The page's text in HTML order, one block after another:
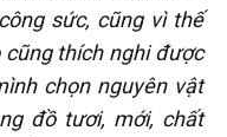
sức, cũng vì thế
thích nghi được
chọn nguyên vật
đồ tươi, mới, chất